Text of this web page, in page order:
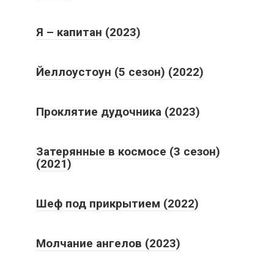
Я – капитан (2023)
Йеллоустоун (5 сезон) (2022)
Проклятие дудочника (2023)
Затерянные в космосе (3 сезон)
(2021)
Шеф под прикрытием (2022)
Молчание ангелов (2023)